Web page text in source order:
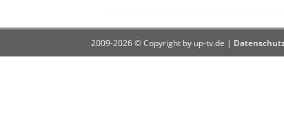
2009-2026 © Copyright by up-tv.de |